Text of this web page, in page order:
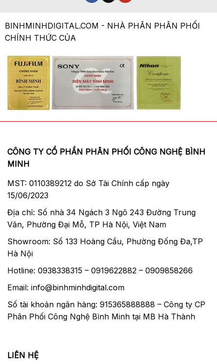
BINHMINHDIGITAL.COM - NHÀ PHÂN PHÂN PHỐI
CHÍNH THỨC CỦA
CÔNG TY CỔ PHẦN PHÂN PHỐI CÔNG NGHỆ BÌNH
MINH
MST: 0110389212 do Sở Tài Chính cấp ngày
15/06/2023
Địa chỉ: Số nhà 34 Ngách 3 Ngõ 243 Đường Trung
Văn, Phường Đại Mỗ, TP Hà Nội, Việt Nam
Showroom: Số 133 Hoàng Cầu, Phường Đống Đa,TP
Hà Nội
Hotline: 0938338315 – 0919622882 – 0909858266
Email: info@binhminhdigital.com
Số tài khoản ngân hàng: 915365888888 – Công ty CP
Phân Phối Công Nghệ Bình Minh tại MB Hà Thành
LIÊN HỆ